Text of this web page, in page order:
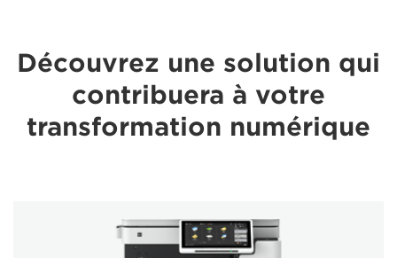
Découvrez une solution qui
contribuera à votre
transformation numérique